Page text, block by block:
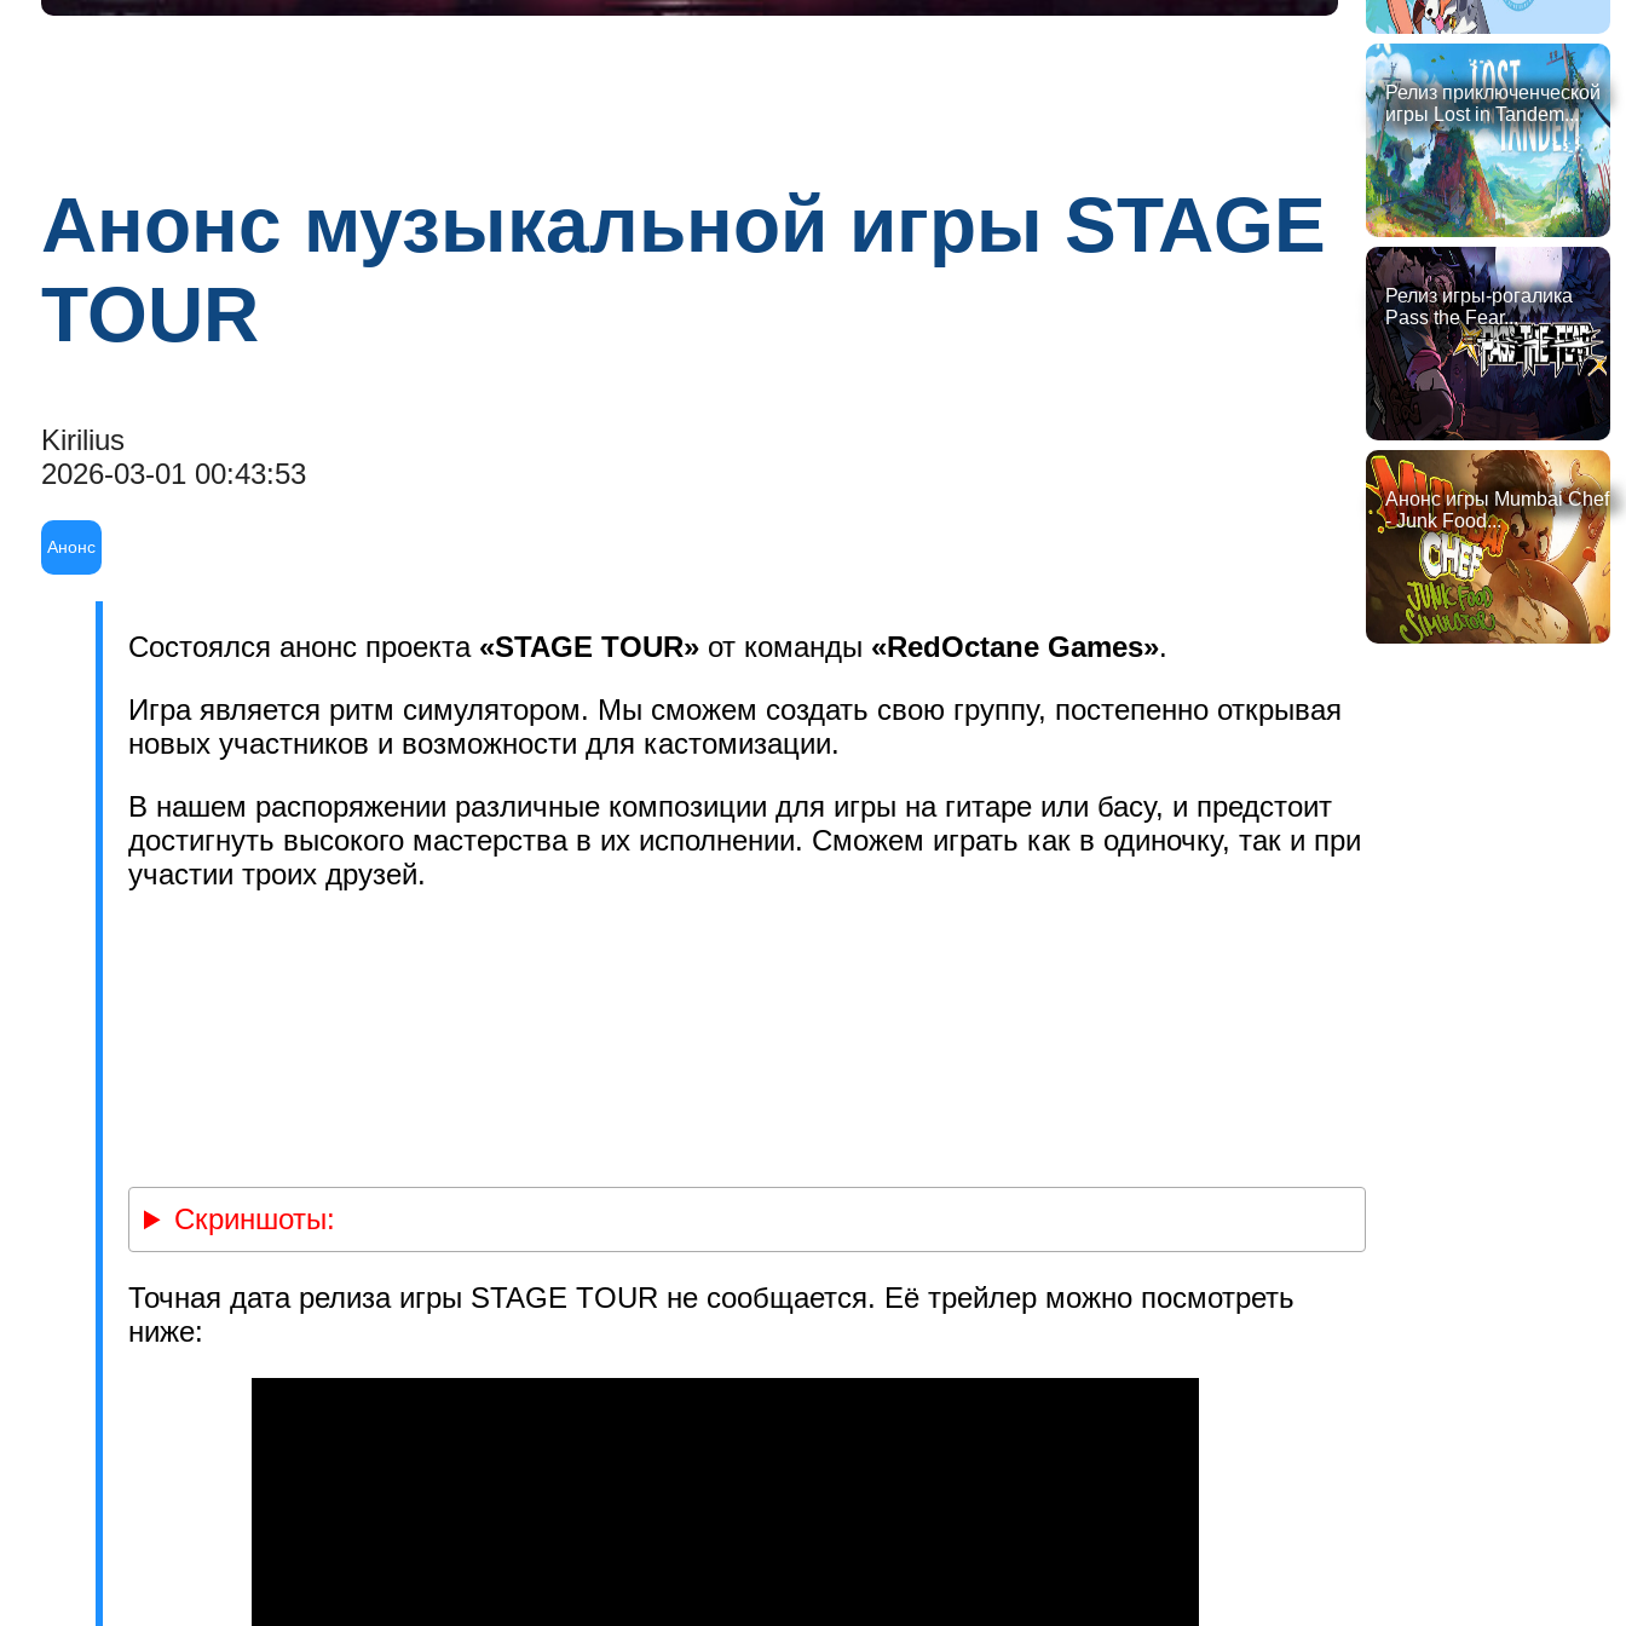
Анонс музыкальной игры STAGE
TOUR
Kirilius
2026-03-01 00:43:53
Анонс
Состоялся анонс проекта «STAGE TOUR» от команды «RedOctane Games».
Игра является ритм симулятором. Мы сможем создать свою группу, постепенно открывая
новых участников и возможности для кастомизации.
В нашем распоряжении различные композиции для игры на гитаре или басу, и предстоит
достигнуть высокого мастерства в их исполнении. Сможем играть как в одиночку, так и при
участии троих друзей.
Скриншоты:
Точная дата релиза игры STAGE TOUR не сообщается. Её трейлер можно посмотреть
ниже:
Релиз приключенческой
игры Lost in Tandem...
Релиз игры-рогалика
Pass the Fear...
Анонс игры Mumbai Chef
- Junk Food...